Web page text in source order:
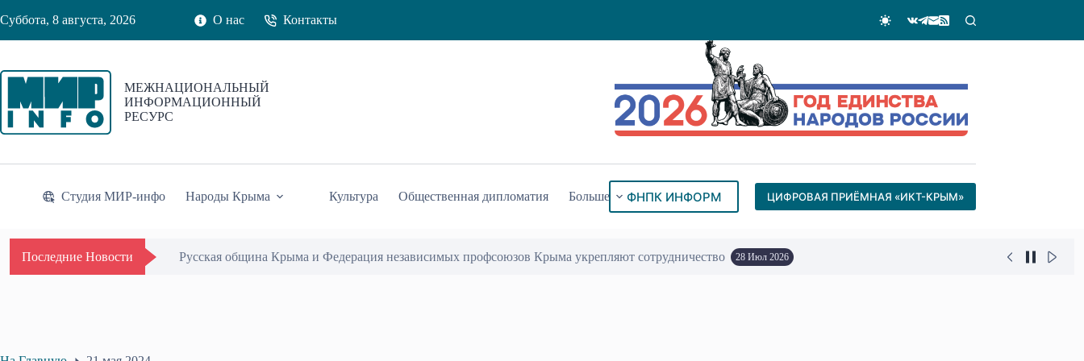
к
Суббота, 8 августа, 2026 О нас Контакты
МЕЖНАЦИОНАЛЬНЫЙ
ИНФОРМАЦИОННЫЙ
РЕСУРС
Студия МИР-инфо Народы Крыма Культура Общественная дипломатия Больше ФНПК ИНФОРМ ЦИФРОВАЯ ПРИЁМНАЯ «ИКТ-КРЫМ»
Последние Новости Русская община Крыма и Федерация независимых профсоюзов Крыма укрепляют сотрудничество 28 Июл 2026